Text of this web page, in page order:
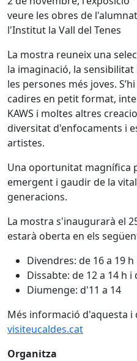
veure les obres de
l'Institut la Vall del Tenes
La mostra reuneix una
la imaginació, la
les persones més joves.
cadires en petit format,
KAWS i moltes altres
diversitat d'enfocaments i
artistes.
Una oportunitat magnífica
emergent i gaudir de la
generacions.
La mostra s'inaugurarà el
estarà oberta en els
Divendres: de 16 a 19 h
Dissabte: de 12 a 14 h i
Diumenge: d'11 a 14
Més informació d'aquesta i
visiteucaldes.cat
Organitza